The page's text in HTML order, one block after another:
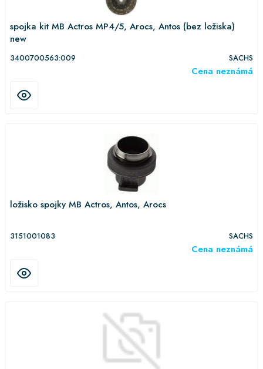
spojka kit MB Actros MP4/5, Arocs, Antos (bez ložiska)
new
3400700563:009 SACHS
Cena neznámá
ložisko spojky MB Actros, Antos, Arocs
3151001083 SACHS
Cena neznámá